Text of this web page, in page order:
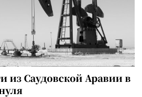
из Саудовской Аравии в